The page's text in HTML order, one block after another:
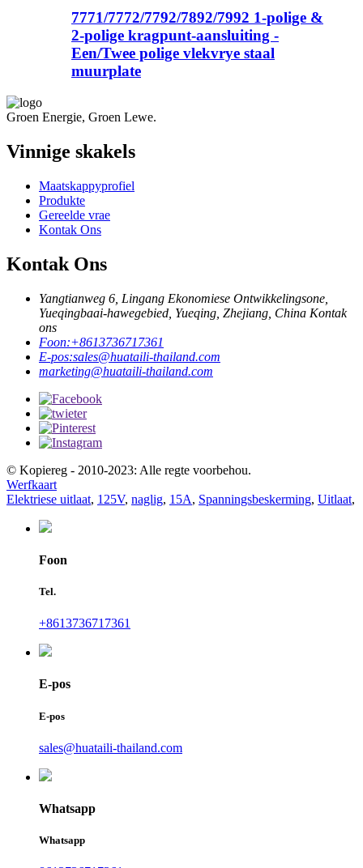
7771/7772/7792/7892/7992 1-polige &
2-polige kragpunt-aansluiting -
Een/Twee polige vlekvrye staal
muurplate
Groen Energie, Groen Lewe.
Vinnige skakels
Maatskappyprofiel
Produkte
Gereelde vrae
Kontak Ons
Kontak Ons
Yangtianweg 6, Lingang Ekonomiese Ontwikkelingsone,
Yueqingbaai-hawegebied, Yueqing, Zhejiang, China Kontak
ons
Foon:+8613736717361
E-pos:sales@huataili-thailand.com
marketing@huataili-thailand.com
© Kopiereg - 2010-2023: Alle regte voorbehou.
Werfkaart
Elektriese uitlaat, 125V, naglig, 15A, Spanningsbeskerming, Uitlaat,
Foon
Tel.
+8613736717361
E-pos
E-pos
sales@huataili-thailand.com
Whatsapp
Whatsapp